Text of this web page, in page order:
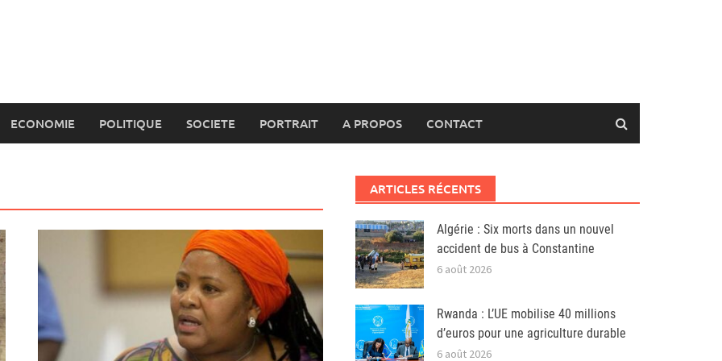
ECONOMIE POLITIQUE SOCIETE PORTRAIT A PROPOS CONTACT
ARTICLES RÉCENTS
Algérie : Six morts dans un nouvel
accident de bus à Constantine
6 août 2026
Rwanda : L’UE mobilise 40 millions
d’euros pour une agriculture durable
6 août 2026